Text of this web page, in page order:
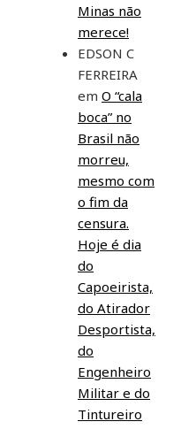
Minas não
merece!
EDSON C
FERREIRA
em O “cala
boca” no
Brasil não
morreu,
mesmo com
o fim da
censura.
Hoje é dia
do
Capoeirista,
do Atirador
Desportista,
do
Engenheiro
Militar e do
Tintureiro